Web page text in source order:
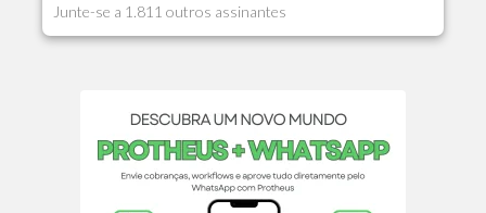
Junte-se a 1.811 outros assinantes